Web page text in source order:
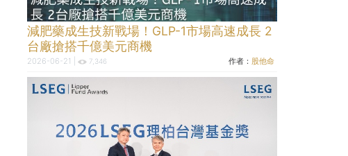
減肥藥成生技新戰場！GLP-1市場高速成長 2
台廠搶搭千億美元商機
2026-06-21 | 7,346 作者： 股他命